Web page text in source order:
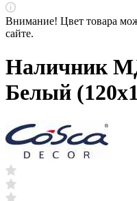
Внимание! Цвет товара
сайте.
Наличник
Белый